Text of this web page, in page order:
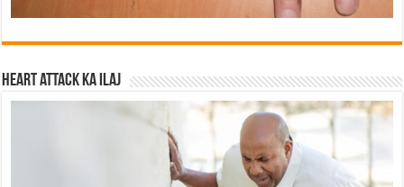
Heart attack ka ilaj